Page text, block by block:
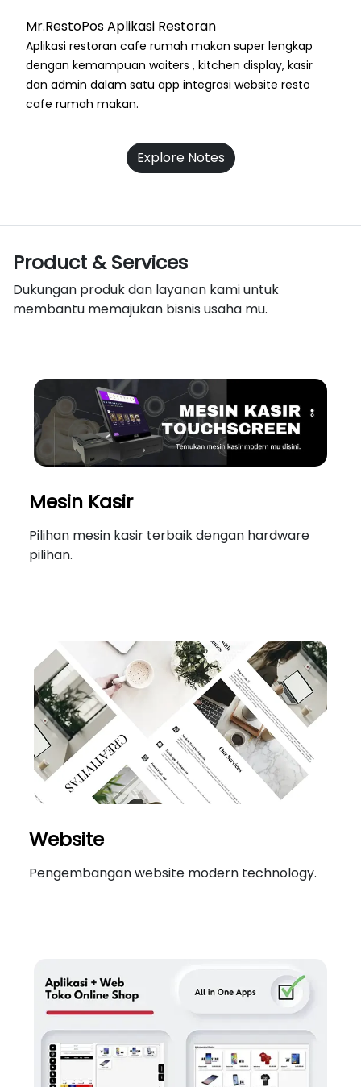
Mr.RestoPos Aplikasi Restoran
Aplikasi restoran cafe rumah makan super lengkap
dengan kemampuan waiters , kitchen display, kasir
dan admin dalam satu app integrasi website resto
cafe rumah makan.
Explore Notes
Product & Services
Dukungan produk dan layanan kami untuk
membantu memajukan bisnis usaha mu.
Mesin Kasir
Pilihan mesin kasir terbaik dengan hardware
pilihan.
Website
Pengembangan website modern technology.